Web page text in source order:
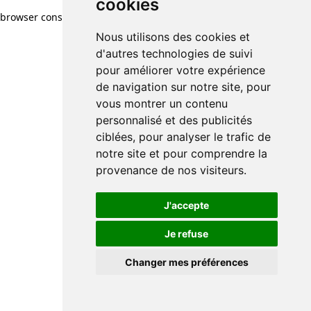
cookies
Nous utilisons des cookies et
d'autres technologies de suivi
pour améliorer votre expérience
de navigation sur notre site, pour
vous montrer un contenu
personnalisé et des publicités
ciblées, pour analyser le trafic de
notre site et pour comprendre la
provenance de nos visiteurs.
J'accepte
Je refuse
Changer mes préférences
cookies
Nous utilisons des cookies et
d'autres technologies de suivi
pour améliorer votre expérience
de navigation sur notre site, pour
vous montrer un contenu
personnalisé et des publicités
ciblées, pour analyser le trafic de
notre site et pour comprendre la
provenance de nos visiteurs.
J'accepte
Je refuse
Changer mes préférences
browser console for more information)